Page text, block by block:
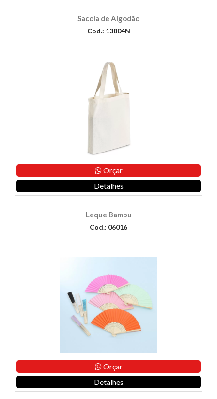
Sacola de Algodão
Cod.: 13804N
Orçar
Detalhes
Leque Bambu
Cod.: 06016
Orçar
Detalhes